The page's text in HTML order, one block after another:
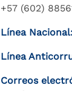
+57 (602)
Línea Nacional:
Línea
Correos